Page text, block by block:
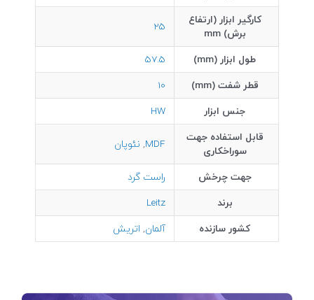
کارگیر ابزار (ارتفاع
برش) mm
25
طول ابزار (mm)
57.5
قطر شفت (mm)
10
جنس ابزار
HW
قابل استفاده جهت
سوراخکاری
MDF
, نئوپان
جهت چرخش
راست گرد
برند
Leitz
کشور سازنده
آلمان, اتریش